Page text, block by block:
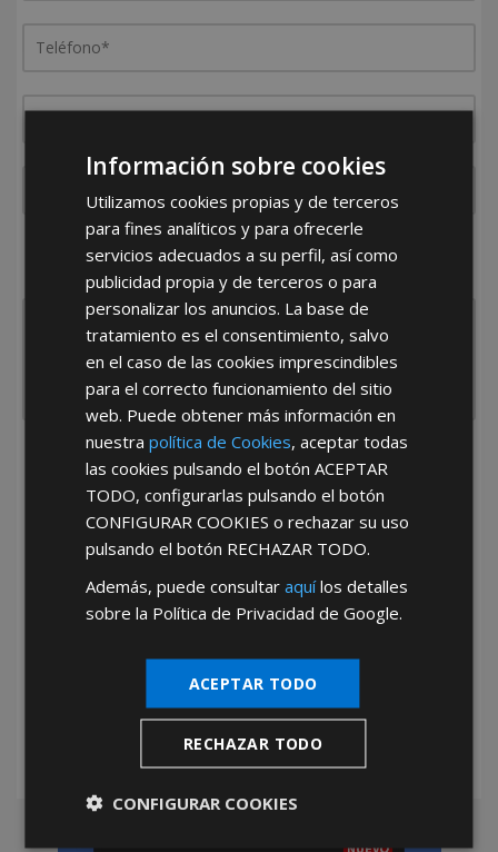
¿De dónde es la empresa?
España
Portugal Otros
He leído y acepto la Política de Privacidad
Información sobre cookies
Utilizamos cookies propias y de terceros
para fines analíticos y para ofrecerle
servicios adecuados a su perfil, así como
publicidad propia y de terceros o para
personalizar los anuncios. La base de
tratamiento es el consentimiento, salvo
en el caso de las cookies imprescindibles
para el correcto funcionamiento del sitio
web. Puede obtener más información en
nuestrapolítica de Cookies, aceptar todas
las cookies pulsando el botónACEPTAR
TODO, configurarlas pulsando el botón
CONFIGURAR COOKIES o rechazar su uso
pulsando el botón RECHAZAR TODO.
Además, puede consultaraquílos detalles
sobre la Política de Privacidad de Google.
ACEPTAR TODO
RECHAZAR TODO
CONFIGURAR COOKIES